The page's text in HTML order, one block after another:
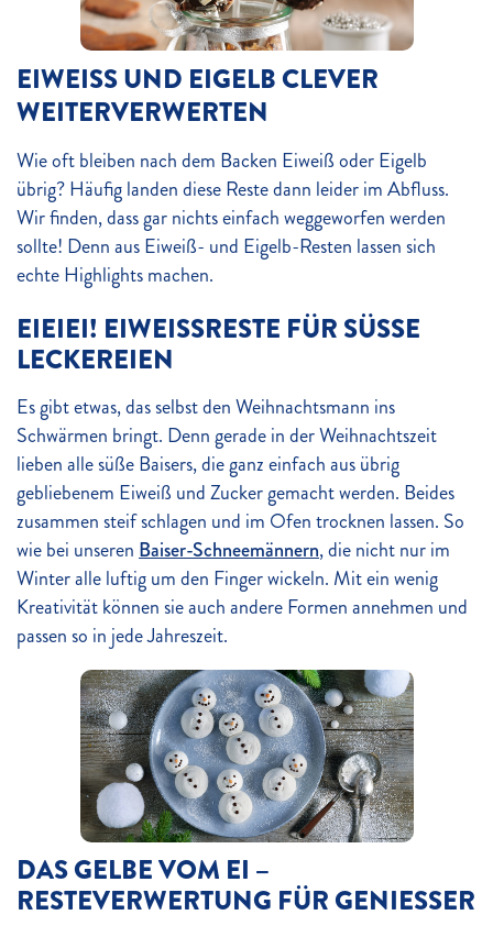
EIWEISS UND EIGELB CLEVER W
EITERVERWERTEN
Wie oft bleiben nach dem Backen Eiweiß oder Eigelb
übrig? Häufig landen diese Reste dann leider im Abfluss.
Wir finden, dass gar nichts einfach weggeworfen werden
sollte! Denn aus Eiweiß- und Eigelb-Resten lassen sich
echte Highlights machen.
EIEIEI! EIWEISSRESTE FÜR SÜSSE LE
CKEREIEN
Es gibt etwas, das selbst den Weihnachtsmann ins
Schwärmen bringt. Denn gerade in der Weihnachtszeit
lieben alle süße Baisers, die ganz einfach aus übrig
gebliebenem Eiweiß und Zucker gemacht werden. Beides
zusammen steif schlagen und im Ofen trocknen lassen. So
wie bei unseren Baiser-Schneemännern, die nicht nur im
Winter alle luftig um den Finger wickeln. Mit ein wenig
Kreativität können sie auch andere Formen annehmen und
passen so in jede Jahreszeit.
DAS GELBE VOM EI –
RESTEVERWERTUNG FÜR GENIESSER